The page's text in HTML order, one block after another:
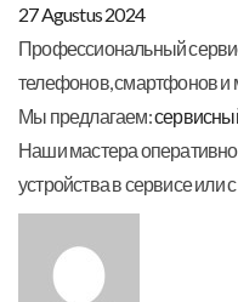
27 Agustus 2024
Профессиональный
телефонов, смартфонов и
Мы предлагаем:
Наши мастера
устройства в сервисе или